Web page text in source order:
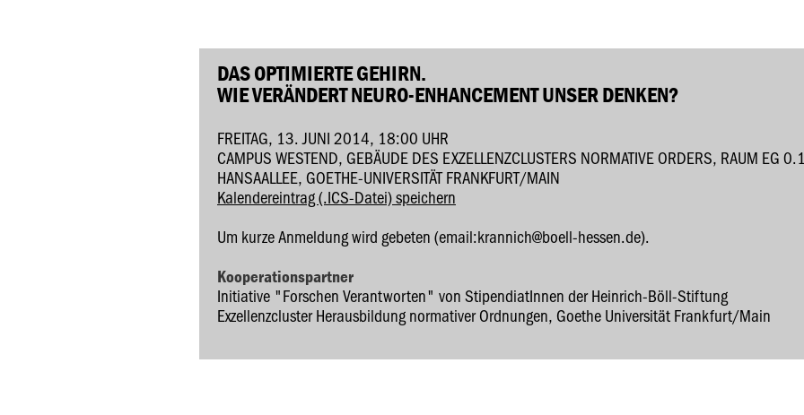
DAS OPTIMIERTE GEHIRN.
WIE VERÄNDERT NEURO-ENHANCEMENT UNSER DENKEN?
FREITAG, 13. JUNI 2014, 18:00 UHR
CAMPUS WESTEND, GEBÄUDE DES EXZELLENZCLUSTERS NORMATIVE ORDERS, RAUM EG
ANSAALLEE, GOETHE-UNIVERSITÄT FRANKFURT/MAIN
Kalendereintrag (.ICS-Datei) speichern
Um kurze Anmeldung wird gebeten (email:krannich@boell-hessen.de).
Kooperationspartner
Initiative "Forschen Verantworten" von StipendiatInnen der Heinrich-Böll-Stiftung
Exzellenzcluster Herausbildung normativer Ordnungen, Goethe Universität Frankfurt/Main